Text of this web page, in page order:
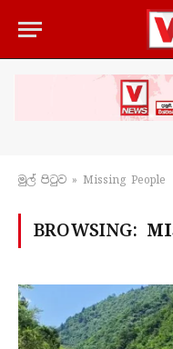
මුල් පිටු​ව » Missing People
BROWSING: